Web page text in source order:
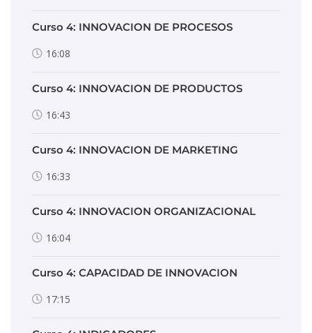
Curso 4: INNOVACION DE PROCESOS
16:08
Curso 4: INNOVACION DE PRODUCTOS
16:43
Curso 4: INNOVACION DE MARKETING
16:33
Curso 4: INNOVACION ORGANIZACIONAL
16:04
Curso 4: CAPACIDAD DE INNOVACION
17:15